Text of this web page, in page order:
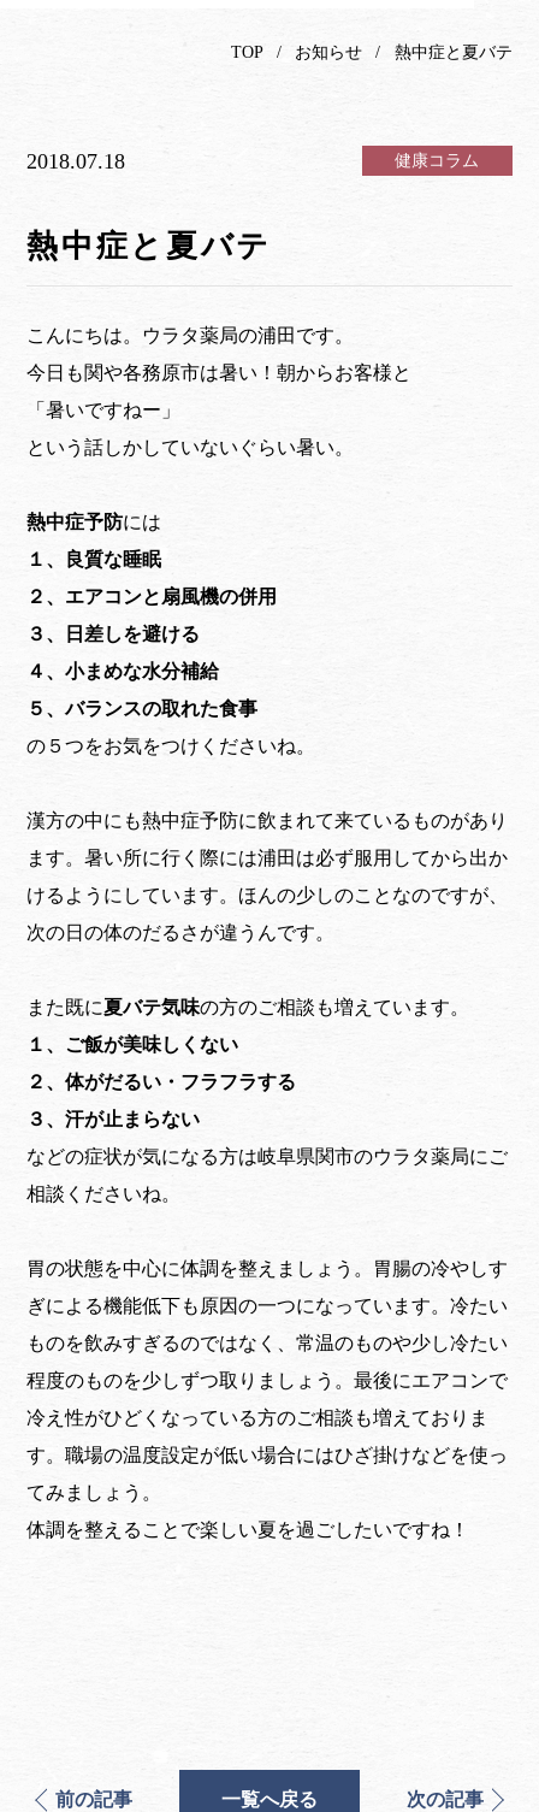
TOP お知らせ 熱中症と夏バテ
2018.07.18 健康コラム
熱中症と夏バテ
こんにちは。ウラタ薬局の浦田です。
今日も関や各務原市は暑い！朝からお客様と
「暑いですねー」
という話しかしていないぐらい暑い。
熱中症予防には
１、良質な睡眠
２、エアコンと扇風機の併用
３、日差しを避ける
４、小まめな水分補給
５、バランスの取れた食事
の５つをお気をつけくださいね。
漢方の中にも熱中症予防に飲まれて来ているものがあり
ます。暑い所に行く際には浦田は必ず服用してから出か
けるようにしています。ほんの少しのことなのですが、
次の日の体のだるさが違うんです。
また既に夏バテ気味の方のご相談も増えています。
１、ご飯が美味しくない
２、体がだるい・フラフラする
３、汗が止まらない
などの症状が気になる方は岐阜県関市のウラタ薬局にご
相談くださいね。
胃の状態を中心に体調を整えましょう。胃腸の冷やしす
ぎによる機能低下も原因の一つになっています。冷たい
ものを飲みすぎるのではなく、常温のものや少し冷たい
程度のものを少しずつ取りましょう。最後にエアコンで
冷え性がひどくなっている方のご相談も増えておりま
す。職場の温度設定が低い場合にはひざ掛けなどを使っ
てみましょう。
体調を整えることで楽しい夏を過ごしたいですね！
前の記事 一覧へ戻る 次の記事